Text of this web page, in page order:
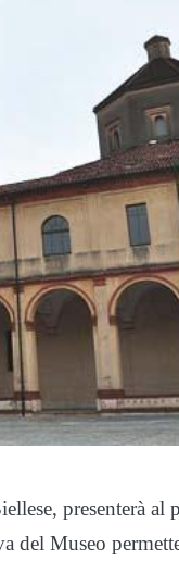
presenterà al
del Museo